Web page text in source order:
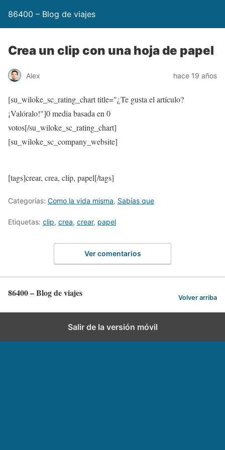
86400 – Blog de viajes
Crea un clip con una hoja de papel
Alex hace 19 años
[su_wiloke_sc_rating_chart title="¿Te gusta el artículo?
¡Valóralo!"]0media basada en 0
votos[/su_wiloke_sc_rating_chart]
[su_wiloke_sc_company_website]
[tags]crear, crea, clip, papel[/tags]
Categorías: Como la vida misma, Sabías que
Etiquetas: clip, crea, crear, papel
Ver comentarios
86400 – Blog de viajes Volver arriba
Salir de la versión móvil